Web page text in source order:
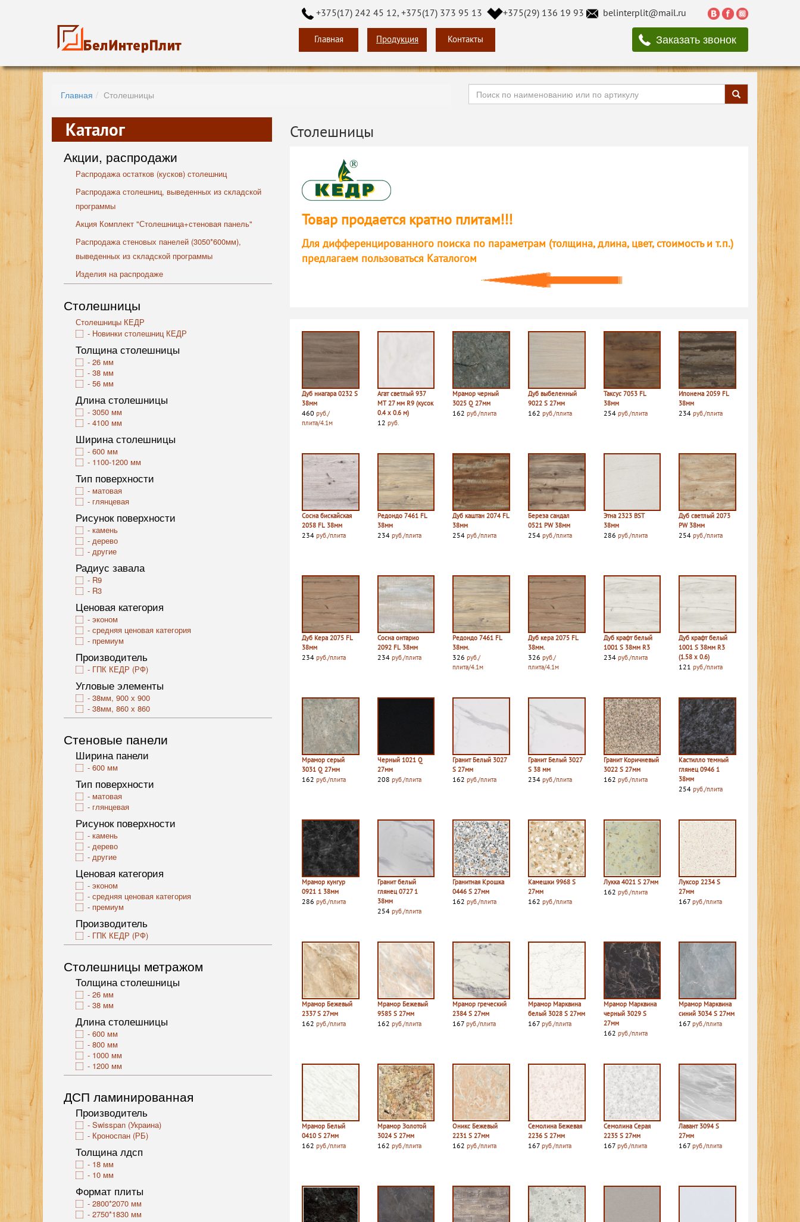
+375(17) 242 45 12, +375(17) 373 95 13 +375(29) 136 19 93 belinterplit@mail.ru
Главная Продукция Контакты Заказать звонок
Главная Столешницы
Каталог
Акции, распродажи
Распродажа остатков (кусков) столешниц
Распродажа столешниц, выведенных из складской
программы
Акция Комплект "Столешница+стеновая панель"
Распродажа стеновых панелей (3050*600мм),
выведенных из складской программы
Изделия на распродаже
Столешницы
Столешницы КЕДР
Новинки столешниц КЕДР
Толщина столешницы
26 мм
38 мм
56 мм
Длина столешницы
3050 мм
4100 мм
Ширина столешницы
600 мм
1100-1200 мм
Тип поверхности
матовая
глянцевая
Рисунок поверхности
камень
дерево
другие
Радиус завала
R9
R3
Ценовая категория
эконом
средняя ценовая категория
премиум
Производитель
ГПК КЕДР (РФ)
Угловые элементы
38мм, 900 х 900
38мм, 860 х 860
Стеновые панели
Ширина панели
600 мм
Тип поверхности
матовая
глянцевая
Рисунок поверхности
камень
дерево
другие
Ценовая категория
эконом
средняя ценовая категория
премиум
Производитель
ГПК КЕДР (РФ)
Столешницы метражом
Толщина столешницы
26 мм
38 мм
Длина столешницы
600 мм
800 мм
1000 мм
1200 мм
ДСП ламинированная
Производитель
Swisspan (Украина)
Кроноспан (РБ)
Толщина лдсп
18 мм
10 мм
Формат плиты
2800*2070 мм
2750*1830 мм
Столешницы
Товар продается кратно плитам!!!
Для дифференцированного поиска по параметрам (толщина, длина, цвет, стоимость и т.п.)
предлагаем пользоваться Каталогом
Дуб ниагара 0232 S
38мм
460 руб./
плита/4.1м
Агат светлый 937
MT 27 мм R9 (кусок
0.4 х 0.6 м)
12 руб.
Мрамор черный
3025 Q 27мм
162руб./плита
Дуб выбеленный
9022 S 27мм
162 руб./плита
Таксус 7053 FL
38мм
254 руб./плита
Ипонема 2059 FL
38мм
234руб./плита
Сосна бискайская
2058 FL 38мм
234 руб./плита
Редондо 7461 FL
38мм
234 руб./плита
Дуб каштан 2074 FL
38мм
254руб./плита
Береза сандал
0521 PW 38мм
254 руб./плита
Этна 2323 BST
38мм
286 руб./плита
Дуб светлый 2073
PW 38мм
254руб./плита
Дуб Кера 2075 FL
38мм
234 руб./плита
Сосна онтарио
2092 FL 38мм
234 руб./плита
Редондо 7461 FL
38мм.
326руб./
плита/4.1м
Дуб кера 2075 FL
38мм.
326 руб./
плита/4.1м
Дуб крафт белый
1001 S 38мм R3
234 руб./плита
Дуб крафт белый
1001 S 38мм R3
(1.58 х 0.6)
121руб./плита
Мрамор серый
3031 Q 27мм
162 руб./плита
Черный 1021 Q
27мм
208 руб./плита
Гранит Белый 3027
S 27мм
162руб./плита
Гранит Белый 3027
S 38 мм
234 руб./плита
Гранит Коричневый
3022 S 27мм
162 руб./плита
Кастилло темный
глянец 0946 1
38мм
254руб./плита
Мрамор кунгур
0921 1 38мм
286 руб./плита
Гранит белый
глянец 0727 1
38мм
254 руб./плита
Гранитная Крошка
0446 S 27мм
162руб./плита
Камешки 9968 S
27мм
162 руб./плита
Лукка 4021 S 27мм
162 руб./плита
Луксор 2234 S
27мм
167руб./плита
Мрамор Бежевый
2337 S 27мм
162 руб./плита
Мрамор Бежевый
9585 S 27мм
162 руб./плита
Мрамор греческий
2384 S 27мм
167руб./плита
Мрамор Марквина
белый 3028 S 27мм
167 руб./плита
Мрамор Марквина
черный 3029 S
27мм
162 руб./плита
Мрамор Марквина
синий 3034 S 27мм
167руб./плита
Мрамор Белый
0410 S 27мм
162 руб./плита
Мрамор Золотой
3024 S 27мм
162 руб./плита
Оникс Бежевый
2231 S 27мм
162руб./плита
Семолина Бежевая
2236 S 27мм
167 руб./плита
Семолина Серая
2235 S 27мм
167 руб./плита
Лавант 3094 S
27мм
167руб./плита